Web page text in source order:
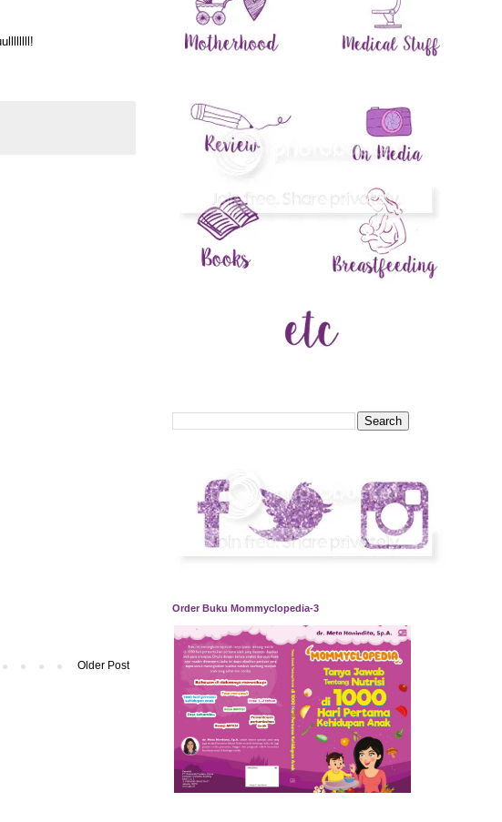
Older Post
Order Buku Mommyclopedia-3